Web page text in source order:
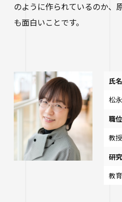
のように作られているのか、
も面白いことです。
氏名
松
職位
教授
研
教